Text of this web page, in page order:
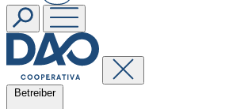
Betreiber